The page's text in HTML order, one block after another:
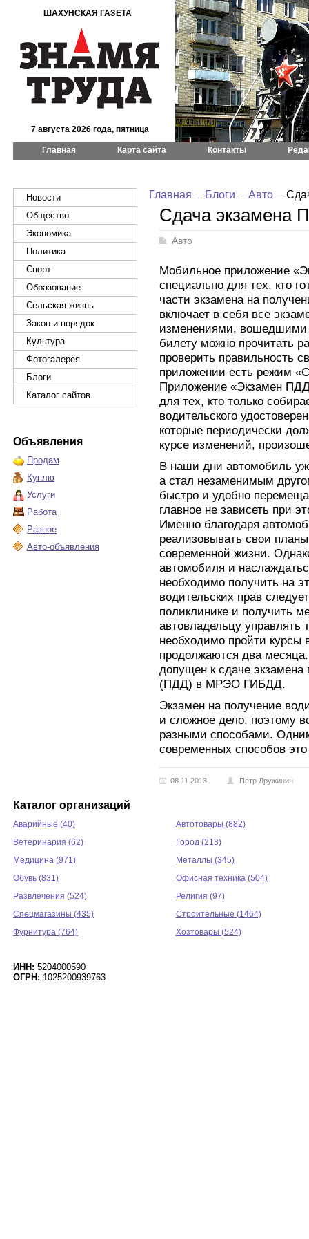
ШАХУНСКАЯ ГАЗЕТА
7 августа 2026 года, пятница
Главная Карта сайта Контакты
Новости
Общество
Экономика
Политика
Спорт
Образование
Сельская жизнь
Закон и порядок
Культура
Фотогалерея
Блоги
Каталог сайтов
Объявления
Продам
Куплю
Услуги
Работа
Разное
Авто-объявления
Главная Блоги Авто
Сдача экзамена
Авто
Мобильное приложение
специально для тех, кто
части экзамена на
включает в себя все
изменениями, вошедшими
билету можно прочитать
проверить правильность
приложении есть режим
Приложение «Экзамен
для тех, кто только
водительского
которые периодически
курсе изменений,
В наши дни автомобиль
а стал незаменимым
быстро и удобно
главное не зависеть при
Именно благодаря
реализовывать свои
современной жизни.
автомобиля и
необходимо получить на
водительских прав
поликлинике и получить
автовладельцу управлять
необходимо пройти курсы
продолжаются два
допущен к сдаче
(ПДД) в МРЭО ГИБДД.
Экзамен на получение
и сложное дело, поэтому
разными способами.
современных способов
08.11.2013 Петр Дружинин
Каталог организаций
Аварийные (40)
Автотовары (882)
Ветеринария (62)
Город (213)
Медицина (971)
Металлы (345)
Обувь (831)
Офисная техника (504)
Развлечения (524)
Религия (97)
Спецмагазины (435)
Строительные (1464)
Фурнитура (764)
Хозтовары (524)
ИНН: 5204000590
ОГРН: 1025200939763